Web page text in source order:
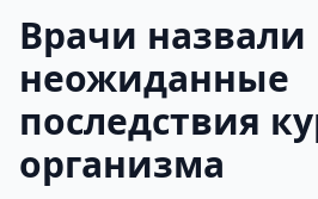
Врачи назвали
неожиданные
последствия
организма